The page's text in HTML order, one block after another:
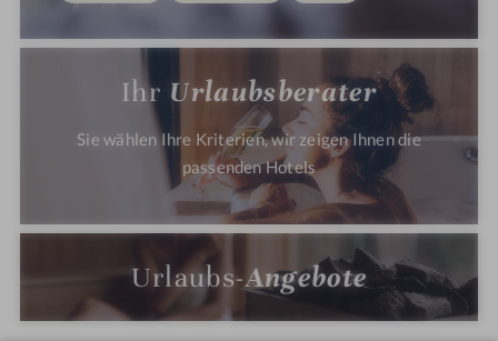
Ihr Urlaubsberater
Sie wählen Ihre Kriterien, wir zeigen Ihnen die
passenden Hotels
Urlaubs-Angebote